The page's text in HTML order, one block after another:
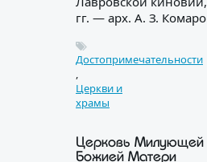
гг. — арх. А. З.
Достопримечательности
,
Церкви и
храмы
Церковь Милующей
Божией Матери